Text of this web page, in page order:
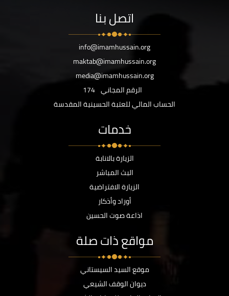
اتصل بنا
info@imamhussain.org
maktab@imamhussain.org
media@imamhussain.org
الرقم المجاني 174
الحساب المالي للعتبة الحسينية المقدسة
خدمات
الزيارة بالانابة
البث المباشر
الزيارة الافتراضية
أوراد وأذكار
اذاعة صوت الحسين
مواقع ذات صلة
موقع السيد السيستاني
ديوان الوقف الشيعي